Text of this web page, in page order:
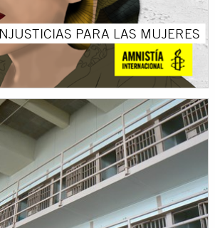
PARA LAS MUJERES